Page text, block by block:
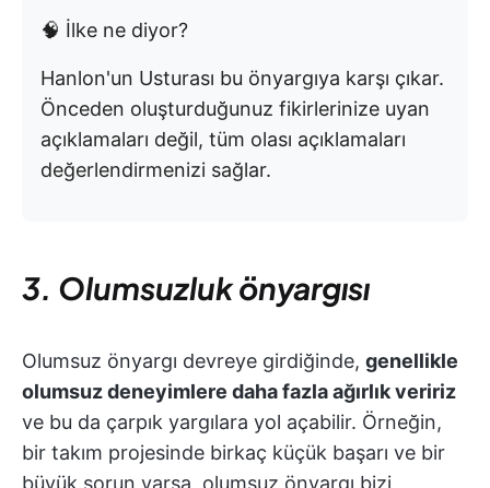
🧠 İlke ne diyor?
Hanlon'un Usturası bu önyargıya karşı çıkar.
Önceden oluşturduğunuz fikirlerinize uyan
açıklamaları değil, tüm olası açıklamaları
değerlendirmenizi sağlar.
3. Olumsuzluk önyargısı
Olumsuz önyargı devreye girdiğinde, genellikle
olumsuz deneyimlere daha fazla ağırlık veririz
ve bu da çarpık yargılara yol açabilir. Örneğin,
bir takım projesinde birkaç küçük başarı ve bir
büyük sorun varsa, olumsuz önyargı bizi